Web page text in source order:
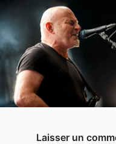
16-
Coroner-
0305
2022-
Coroner-
0354
Laisser un